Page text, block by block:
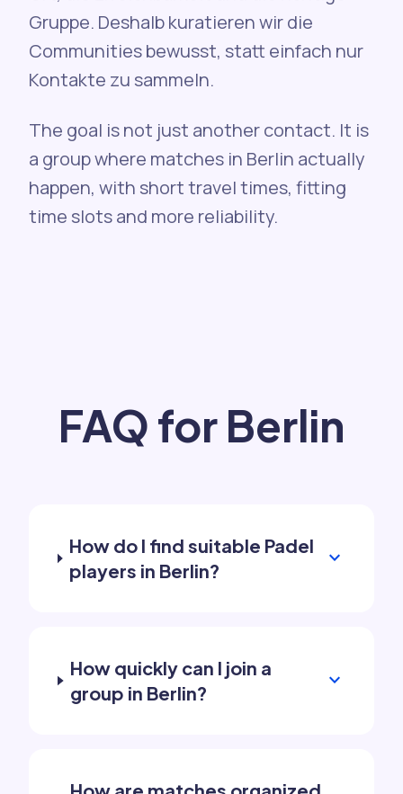
Gruppe. Deshalb kuratieren wir die
Communities bewusst, statt einfach nur
Kontakte zu sammeln.
The goal is not just another contact. It is
a group where matches in Berlin actually
happen, with short travel times, fitting
time slots and more reliability.
FAQ for Berlin
How do I find suitable Padel
players in Berlin?
expand_more
How quickly can I join a
group in Berlin?
expand_more